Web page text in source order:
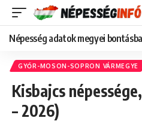
Népesség adatok megyei
GYŐR-MOSON-SOPRON VÁRMEGYE
Kisbajcs
– 2026)